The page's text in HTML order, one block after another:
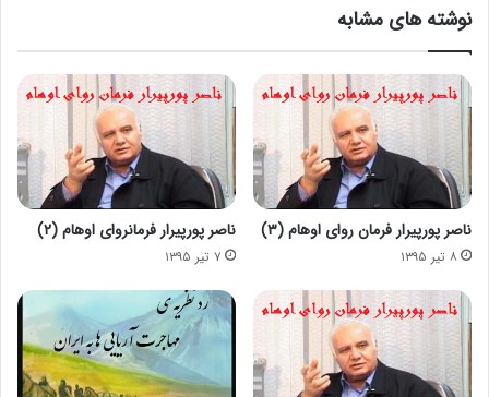
نوشته های مشابه
ناصر پورپیرار فرمان روای اوهام (۳)
۸ تیر ۱۳۹۵
ناصر پورپیرار فرمانروای اوهام (۲)
۷ تیر ۱۳۹۵